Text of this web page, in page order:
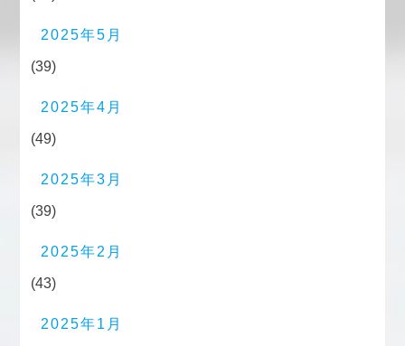
2025年5月
(39)
2025年4月
(49)
2025年3月
(39)
2025年2月
(43)
2025年1月